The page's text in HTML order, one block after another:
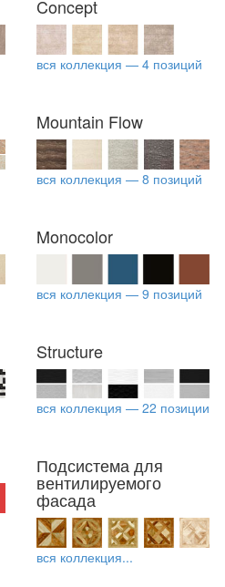
Concept
вся коллекция — 4 позиций
Mountain Flow
вся коллекция — 8 позиций
Monocolor
вся коллекция — 9 позиций
Structure
вся коллекция — 22 позиции
Подсистема для
вентилируемого
фасада
вся коллекция...